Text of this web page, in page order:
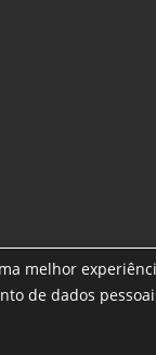
Topo/
melhor
de dados